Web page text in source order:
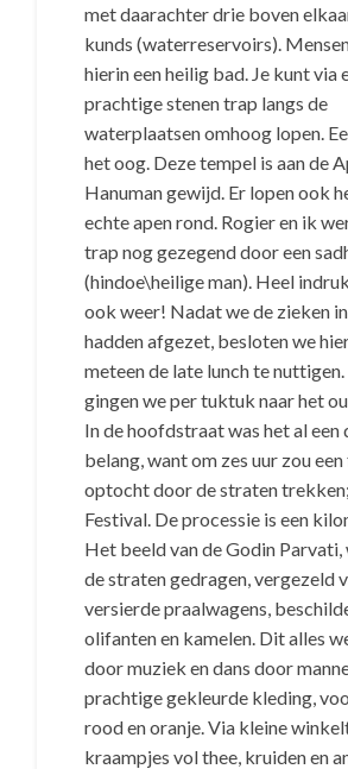
met daarachter drie boven
kunds (waterreservoirs).
hierin een heilig bad. Je kunt via
prachtige stenen trap langs de
waterplaatsen omhoog lopen.
het oog. Deze tempel is aan de
Hanuman gewijd. Er lopen ook
echte apen rond. Rogier en ik
trap nog gezegend door een
(hindoe\heilige man). Heel
ook weer! Nadat we de zieken
hadden afgezet, besloten we
meteen de late lunch te
gingen we per tuktuk naar het
In de hoofdstraat was het al een
belang, want om zes uur zou
optocht door de straten
Festival. De processie is een
Het beeld van de Godin
de straten gedragen, vergezeld
versierde praalwagens,
olifanten en kamelen. Dit alles
door muziek en dans door
prachtige gekleurde kleding,
rood en oranje. Via kleine
kraampjes vol thee, kruiden en